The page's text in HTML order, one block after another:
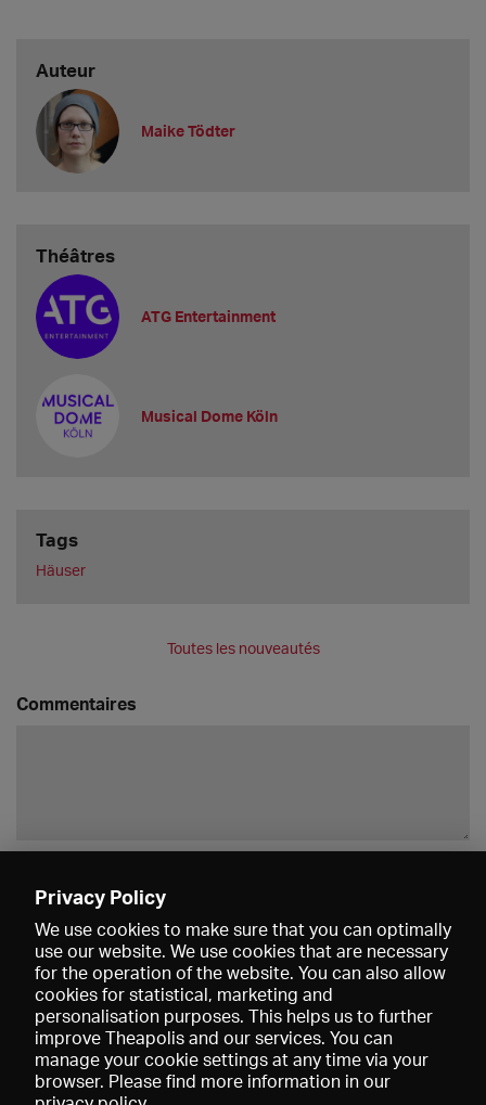
Auteur
Maike Tödter
Théâtres
ATG Entertainment
Musical Dome Köln
Tags
Häuser
Toutes les nouveautés
Commentaires
Privacy Policy
We use cookies to make sure that you can optimally
use our website. We use cookies that are necessary
for the operation of the website. You can also allow
cookies for statistical, marketing and
personalisation purposes. This helps us to further
improve Theapolis and our services. You can
manage your cookie settings at any time via your
browser. Please find more information in our